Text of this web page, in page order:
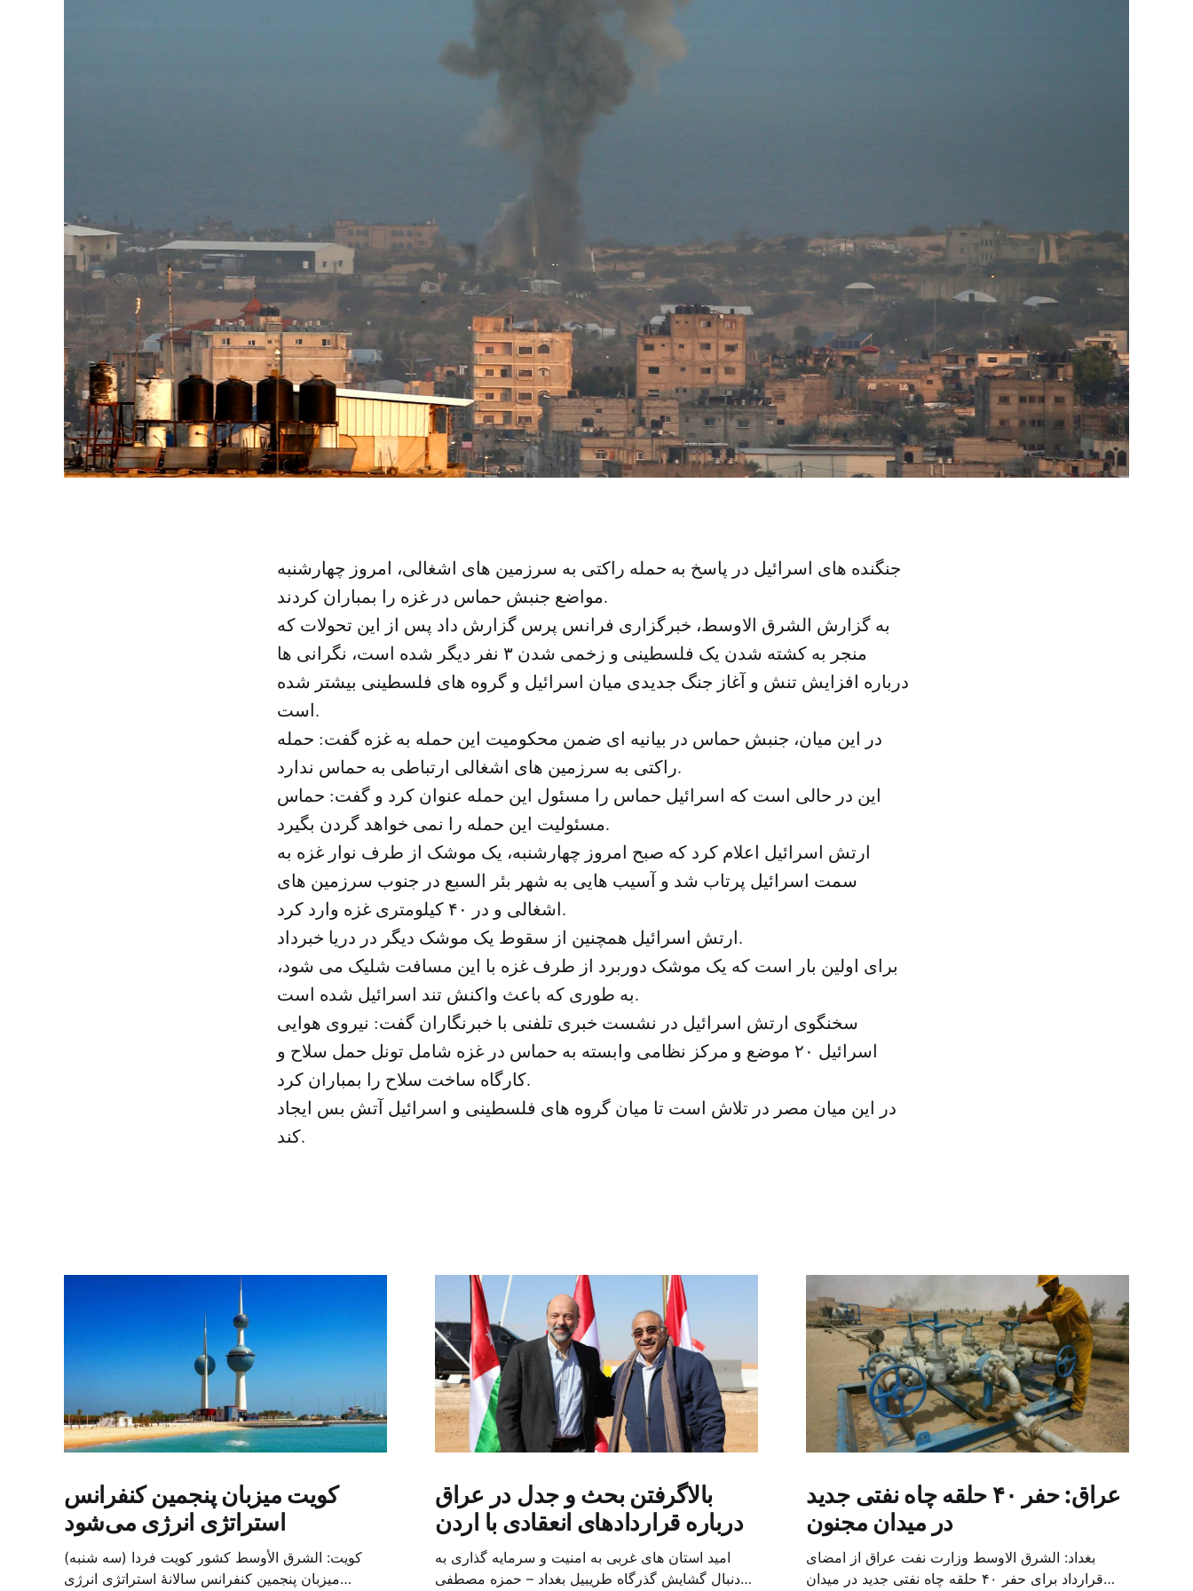
جنگنده های اسرائیل در پاسخ به حمله راکتی به سرزمین های اشغالی، امروز چهارشنبه
مواضع جنبش حماس در غزه را بمباران کردند.
به گزارش الشرق الاوسط، خبرگزاری فرانس پرس گزارش داد پس از این تحولات که
منجر به کشته شدن یک فلسطینی و زخمی شدن ۳ نفر دیگر شده است، نگرانی ها
درباره افزایش تنش و آغاز جنگ جدیدی میان اسرائیل و گروه های فلسطینی بیشتر شده
است.
در این میان، جنبش حماس در بیانیه ای ضمن محکومیت این حمله به غزه گفت: حمله
راکتی به سرزمین های اشغالی ارتباطی به حماس ندارد.
این در حالی است که اسرائیل حماس را مسئول این حمله عنوان کرد و گفت: حماس
مسئولیت این حمله را نمی خواهد گردن بگیرد.
ارتش اسرائیل اعلام کرد که صبح امروز چهارشنبه، یک موشک از طرف نوار غزه به
سمت اسرائیل پرتاب شد و آسیب هایی به شهر بئر السبع در جنوب سرزمین های
اشغالی و در ۴۰ کیلومتری غزه وارد کرد.
ارتش اسرائیل همچنین از سقوط یک موشک دیگر در دریا خبرداد.
برای اولین بار است که یک موشک دوربرد از طرف غزه با این مسافت شلیک می شود،
به طوری که باعث واکنش تند اسرائیل شده است.
سخنگوی ارتش اسرائیل در نشست خبری تلفنی با خبرنگاران گفت: نیروی هوایی
اسرائیل ۲۰ موضع و مرکز نظامی وابسته به حماس در غزه شامل تونل حمل سلاح و
کارگاه ساخت سلاح را بمباران کرد.
در این میان مصر در تلاش است تا میان گروه های فلسطینی و اسرائیل آتش بس ایجاد
کند.
کویت میزبان پنجمین کنفرانس
استراتژی انرژی می‌شود
کویت: الشرق الأوسط کشور کویت فردا (سه شنبه)
میزبان پنجمین کنفرانس سالانهٔ استراتژی انرژی
بالاگرفتن بحث و جدل در عراق
درباره قراردادهای انعقادی با اردن
امید استان های غربی به امنیت و سرمایه گذاری به
دنبال گشایش گذرگاه طریبیل بغداد – حمزه مصطفی
عراق: حفر ۴۰ حلقه چاه نفتی جدید
در میدان مجنون
بغداد: الشرق الاوسط وزارت نفت عراق از امضای
قرارداد برای حفر ۴۰ حلقه چاه نفتی جدید در میدان